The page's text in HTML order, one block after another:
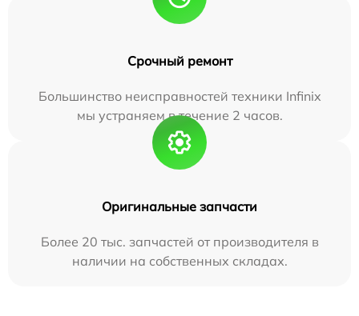
Срочный ремонт
Большинство неисправностей техники Infinix
мы устраняем в течение 2 часов.
Оригинальные запчасти
Более 20 тыс. запчастей от производителя в
наличии на собственных складах.